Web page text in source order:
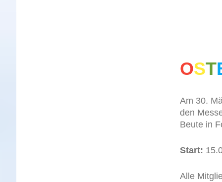
OST
Am 30.
den
Beute in
Start:
Alle